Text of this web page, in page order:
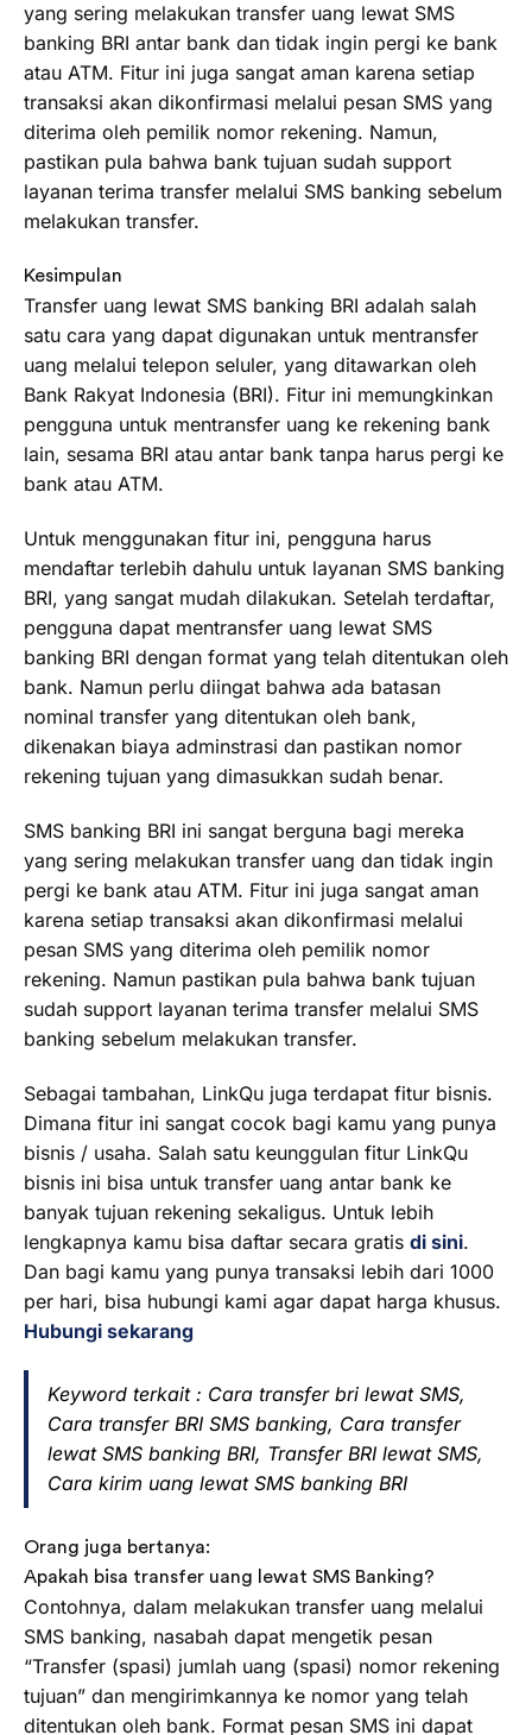
yang sering melakukan transfer uang lewat SMS
banking BRI antar bank dan tidak ingin pergi ke bank
atau ATM. Fitur ini juga sangat aman karena setiap
transaksi akan dikonfirmasi melalui pesan SMS yang
diterima oleh pemilik nomor rekening. Namun,
pastikan pula bahwa bank tujuan sudah support
layanan terima transfer melalui SMS banking sebelum
melakukan transfer.
Kesimpulan
Transfer uang lewat SMS banking BRI adalah salah
satu cara yang dapat digunakan untuk mentransfer
uang melalui telepon seluler, yang ditawarkan oleh
Bank Rakyat Indonesia (BRI). Fitur ini memungkinkan
pengguna untuk mentransfer uang ke rekening bank
lain, sesama BRI atau antar bank tanpa harus pergi ke
bank atau ATM.
Untuk menggunakan fitur ini, pengguna harus
mendaftar terlebih dahulu untuk layanan SMS banking
BRI, yang sangat mudah dilakukan. Setelah terdaftar,
pengguna dapat mentransfer uang lewat SMS
banking BRI dengan format yang telah ditentukan oleh
bank. Namun perlu diingat bahwa ada batasan
nominal transfer yang ditentukan oleh bank,
dikenakan biaya adminstrasi dan pastikan nomor
rekening tujuan yang dimasukkan sudah benar.
SMS banking BRI ini sangat berguna bagi mereka
yang sering melakukan transfer uang dan tidak ingin
pergi ke bank atau ATM. Fitur ini juga sangat aman
karena setiap transaksi akan dikonfirmasi melalui
pesan SMS yang diterima oleh pemilik nomor
rekening. Namun pastikan pula bahwa bank tujuan
sudah support layanan terima transfer melalui SMS
banking sebelum melakukan transfer.
Sebagai tambahan, LinkQu juga terdapat fitur bisnis.
Dimana fitur ini sangat cocok bagi kamu yang punya
bisnis / usaha. Salah satu keunggulan fitur LinkQu
bisnis ini bisa untuk transfer uang antar bank ke
banyak tujuan rekening sekaligus. Untuk lebih
lengkapnya kamu bisa daftar secara gratis di sini.
Dan bagi kamu yang punya transaksi lebih dari 1000
per hari, bisa hubungi kami agar dapat harga khusus.
Hubungi sekarang
Keyword terkait : Cara transfer bri lewat SMS,
Cara transfer BRI SMS banking, Cara transfer
lewat SMS banking BRI, Transfer BRI lewat SMS,
Cara kirim uang lewat SMS banking BRI
Orang juga bertanya:
Apakah bisa transfer uang lewat SMS Banking?
Contohnya, dalam melakukan transfer uang melalui
SMS banking, nasabah dapat mengetik pesan
“Transfer (spasi) jumlah uang (spasi) nomor rekening
tujuan” dan mengirimkannya ke nomor yang telah
ditentukan oleh bank. Format pesan SMS ini dapat